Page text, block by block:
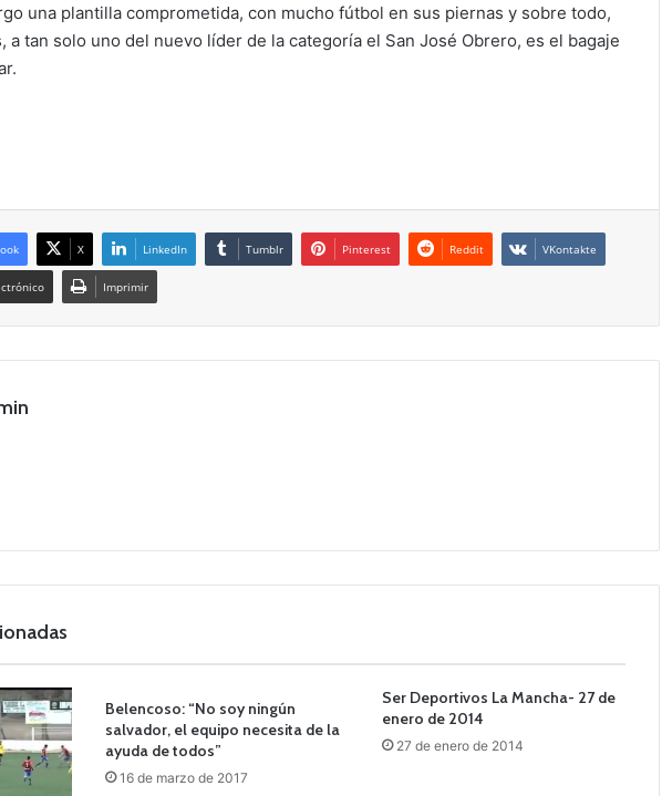
una plantilla comprometida, con mucho fútbol en sus piernas y sobre todo,
a tan solo uno del nuevo líder de la categoría el San José Obrero, es el bagaje
X LinkedIn Tumblr Pinterest Reddit VKontakte
Imprimir
Belencoso: “No soy ningún
salvador, el equipo necesita de la
ayuda de todos”
16 de marzo de 2017
Ser Deportivos La Mancha- 27 de
enero de 2014
27 de enero de 2014